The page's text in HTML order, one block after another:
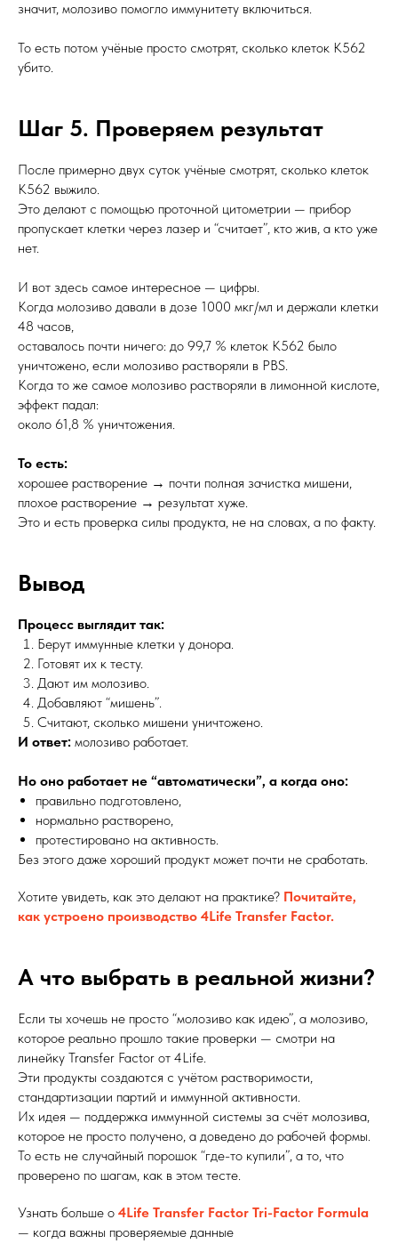
значит, молозиво помогло иммунитету включиться.
То есть потом учёные просто смотрят, сколько клеток K562
убито.
Шаг 5. Проверяем результат
После примерно двух суток учёные смотрят, сколько клеток
K562 выжило.
Это делают с помощью проточной цитометрии — прибор
пропускает клетки через лазер и “считает”, кто жив, а кто уже
нет.
И вот здесь самое интересное — цифры.
Когда молозиво давали в дозе 1000 мкг/мл и держали клетки
48 часов,
оставалось почти ничего: до 99,7 % клеток K562 было
уничтожено, если молозиво растворяли в PBS.
Когда то же самое молозиво растворяли в лимонной кислоте,
эффект падал:
около 61,8 % уничтожения.
То есть:
хорошее растворение → почти полная зачистка мишени,
плохое растворение → результат хуже.
Это и есть проверка силы продукта, не на словах, а по факту.
Вывод
Процесс выглядит так:
Берут иммунные клетки у донора.
Готовят их к тесту.
Дают им молозиво.
Добавляют “мишень”.
Считают, сколько мишени уничтожено.
И ответ: молозиво работает.
Но оно работает не “автоматически”, а когда оно:
правильно подготовлено,
нормально растворено,
протестировано на активность.
Без этого даже хороший продукт может почти не сработать.
Хотите увидеть, как это делают на практике? Почитайте,
как устроено производство 4Life Transfer Factor.
А что выбрать в реальной жизни?
Если ты хочешь не просто “молозиво как идею”, а молозиво,
которое реально прошло такие проверки — смотри на
линейку Transfer Factor от 4Life.
Эти продукты создаются с учётом растворимости,
стандартизации партий и иммунной активности.
Их идея — поддержка иммунной системы за счёт молозива,
которое не просто получено, а доведено до рабочей формы.
То есть не случайный порошок “где-то купили”, а то, что
проверено по шагам, как в этом тесте.
Узнать больше о 4Life Transfer Factor Tri-Factor Formula
— когда важны проверяемые данные